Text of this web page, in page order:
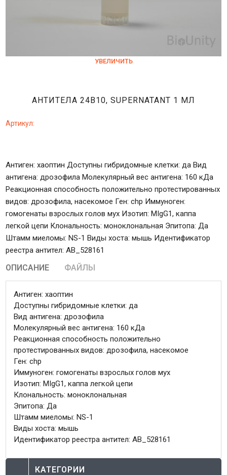
УВЕЛИЧИТЬ
АНТИТЕЛА 24B10, SUPERNATANT 1 МЛ
Артикул:
Антиген: хаоптин Доступны гибридомные клетки: да Вид
антигена: дрозофила Молекулярный вес антигена: 160 кДа
Реакционная способность положительно протестированных
видов: дрозофила, насекомое Ген: chp Иммуноген:
гомогенаты взрослых голов мух Изотип: MIgG1, каппа
легкой цепи Клональность: моноклональная Эпитопа: Да
Штамм миеломы: NS-1 Виды хоста: мышь Идентификатор
реестра антител: AB_528161
ОПИСАНИЕ ФАЙЛЫ
Антиген: хаоптин
Доступны гибридомные клетки: да
Вид антигена: дрозофила
Молекулярный вес антигена: 160 кДа
Реакционная способность положительно
протестированных видов: дрозофила, насекомое
Ген: chp
Иммуноген: гомогенаты взрослых голов мух
Изотип: MIgG1, каппа легкой цепи
Клональность: моноклональная
Эпитопа: Да
Штамм миеломы: NS-1
Виды хоста: мышь
Идентификатор реестра антител: AB_528161
КАТЕГОРИИ